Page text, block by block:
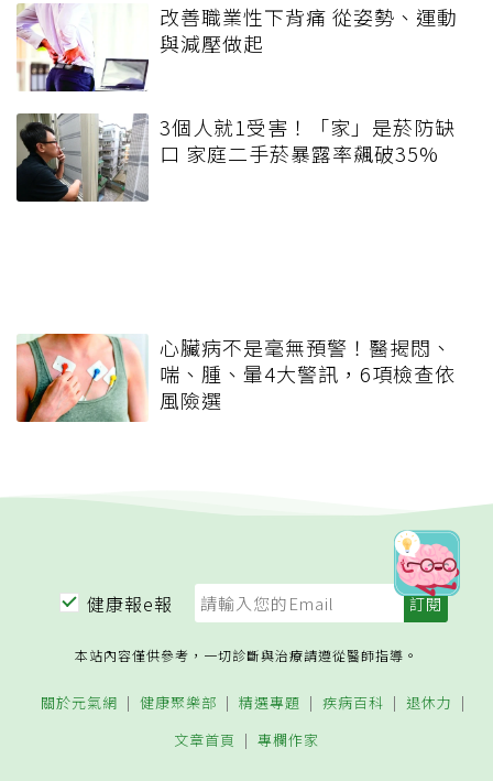
改善職業性下背痛 從姿勢、運動
與減壓做起
3個人就1受害！「家」是菸防缺
口 家庭二手菸暴露率飆破35%
心臟病不是毫無預警！醫揭悶、
喘、腫、暈4大警訊，6項檢查依
風險選
健康報e報
本站內容僅供參考，一切診斷與治療請遵從醫師指導。
關於元氣網 健康聚樂部 精選專題 疾病百科
退休力
文章首頁
專欄作家